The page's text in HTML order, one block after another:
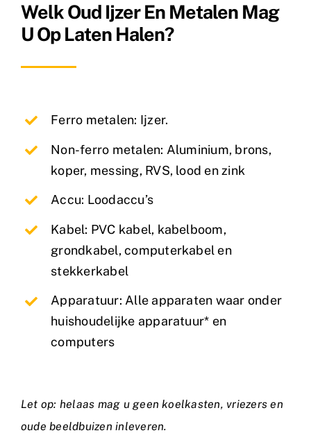
Welk Oud Ijzer En Metalen Mag
U Op Laten Halen?
Ferro metalen: Ijzer.
Non-ferro metalen: Aluminium, brons,
koper, messing, RVS, lood en zink
Accu: Loodaccu’s
Kabel: PVC kabel, kabelboom,
grondkabel, computerkabel en
stekkerkabel
Apparatuur: Alle apparaten waar onder
huishoudelijke apparatuur* en
computers
Let op: helaas mag u geen koelkasten, vriezers en
oude beeldbuizen inleveren.